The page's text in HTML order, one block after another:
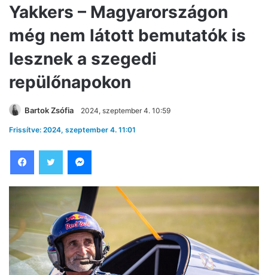
Yakkers – Magyarországon
még nem látott bemutatók is
lesznek a szegedi
repülőnapokon
Bartok Zsófia 2024, szeptember 4. 10:59
Frissítve: 2024, szeptember 4. 11:01